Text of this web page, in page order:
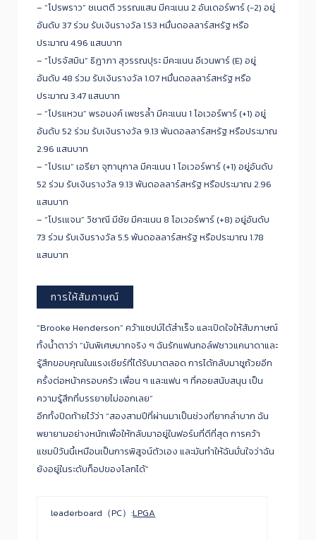
– “โปรพราว” ชเนตตี วรรณแสน มีคะแนน 2 อันเดอร์พาร์ (-2) อยู่
อันดับ 37 ร่วม รับเงินรางวัล 1.53 หมื่นดอลลาร์สหรัฐ หรือ
ประมาณ 4.96 แสนบาท
– “โปรจัสมิน” ธิฎาภา สุวรรณปุระ มีคะแนน อีเวนพาร์ (E) อยู่
อันดับ 48 ร่วม รับเงินรางวัล 1.07 หมื่นดอลลาร์สหรัฐ หรือ
ประมาณ 3.47 แสนบาท
– “โปรแหวน” พรอนงค์ เพชรล้ำ มีคะแนน 1 โอเวอร์พาร์ (+1) อยู่
อันดับ 52 ร่วม รับเงินรางวัล 9.13 พันดอลลาร์สหรัฐ หรือประมาณ
2.96 แสนบาท
– “โปรเม” เอรียา จุฑานุกาล มีคะแนน 1 โอเวอร์พาร์ (+1) อยู่อันดับ
52 ร่วม รับเงินรางวัล 9.13 พันดอลลาร์สหรัฐ หรือประมาณ 2.96
แสนบาท
– “โปรเแจน” วิชาณี มีชัย มีคะแนน 8 โอเวอร์พาร์ (+8) อยู่อันดับ
73 ร่วม รับเงินรางวัล 5.5 พันดอลลาร์สหรัฐ หรือประมาณ 1.78
แสนบาท
การให้สัมภาษณ์
“Brooke Henderson” คว้าแชปม์ได้สำเร็จ และเปิดใจให้สัมภาษณ์
ทั้งน้ำตาว่า “มันพิเศษมากจริง ๆ ฉันรักแฟนกอล์ฟชาวแคนาดาและ
รู้สึกขอบคุณในแรงเชียร์ที่ได้รับมาตลอด การได้กลับมาชูถ้วยอีก
ครั้งต่อหน้าครอบครัว เพื่อน ๆ และแฟน ๆ ที่คอยสนับสนุน เป็น
ความรู้สึกที่บรรยายไม่ออกเลย”
อีกทั้งปิดท้ายไว้ว่า “สองสามปีที่ผ่านมาเป็นช่วงที่ยากลำบาก ฉัน
พยายามอย่างหนักเพื่อให้กลับมาอยู่ในฟอร์มที่ดีที่สุด การคว้า
แชมป์วันนี้เหมือนเป็นการพิสูจน์ตัวเอง และมันทำให้ฉันมั่นใจว่าฉัน
ยังอยู่ในระดับท็อปของโลกได้”
leaderboard（PC）:LPGA